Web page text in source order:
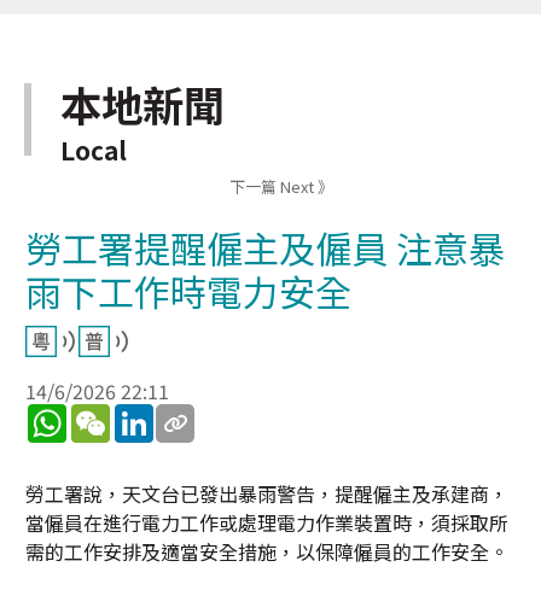
本地新聞
Local
下一篇 Next 》
勞工署提醒僱主及僱員 注意暴
雨下工作時電力安全
14/6/2026 22:11
WhatsApp
WeChatLinkedIn
勞工署說，天文台已發出暴雨警告，提醒僱主及承建商，
當僱員在進行電力工作或處理電力作業裝置時，須採取所
需的工作安排及適當安全措施，以保障僱員的工作安全。